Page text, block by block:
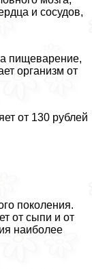
и сосудов,
пищеварение,
организм от
от 130 рублей
поколения.
от сыпи и от
наиболее